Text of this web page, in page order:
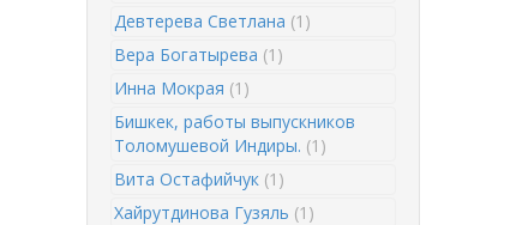
Девтерева Светлана (1)
Вера Богатырева (1)
Инна Мокрая (1)
Бишкек, работы выпускников
Толомушевой Индиры. (1)
Вита Остафийчук (1)
Хайрутдинова Гузяль (1)